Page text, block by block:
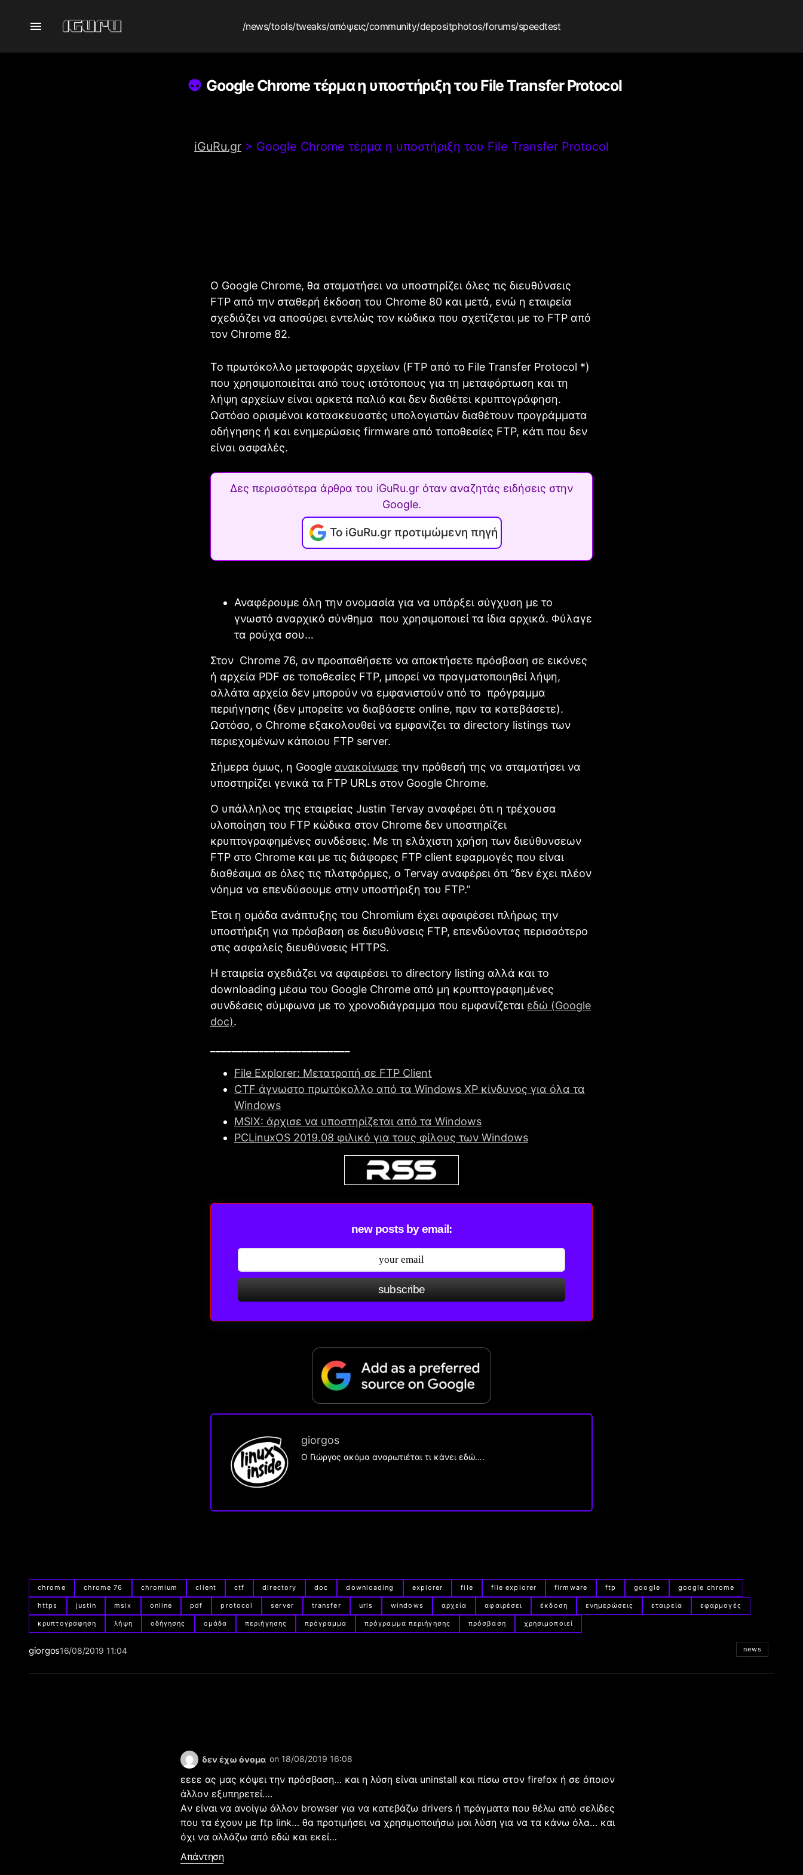
/news/tools/tweaks/απόψεις/community/depositphotos/forums/speedtest
Google Chrome τέρμα η υποστήριξη του File Transfer Protocol
iGuRu.gr > Google Chrome τέρμα η υποστήριξη του File Transfer Protocol
Ο Google Chrome, θα σταματήσει να υποστηρίζει όλες τις διευθύνσεις
FTP από την σταθερή έκδοση του Chrome 80 και μετά, ενώ η εταιρεία
σχεδιάζει να αποσύρει εντελώς τον κώδικα που σχετίζεται με το FTP από
τον Chrome 82.
Το πρωτόκολλο μεταφοράς αρχείων (FTP από το File Transfer Protocol *)
που χρησιμοποιείται από τους ιστότοπους για τη μεταφόρτωση και τη
λήψη αρχείων είναι αρκετά παλιό και δεν διαθέτει κρυπτογράφηση.
Ωστόσο ορισμένοι κατασκευαστές υπολογιστών διαθέτουν προγράμματα
οδήγησης ή και ενημερώσεις firmware από τοποθεσίες FTP, κάτι που δεν
είναι ασφαλές.
Δες περισσότερα άρθρα του iGuRu.gr όταν αναζητάς ειδήσεις στην
Google.
Το iGuRu.gr προτιμώμενη πηγή
Αναφέρουμε όλη την ονομασία για να υπάρξει σύγχυση με το
γνωστό αναρχικό σύνθημα που χρησιμοποιεί τα ίδια αρχικά. Φύλαγε
τα ρούχα σου…
Στον Chrome 76, αν προσπαθήσετε να αποκτήσετε πρόσβαση σε εικόνες
ή αρχεία PDF σε τοποθεσίες FTP, μπορεί να πραγματοποιηθεί λήψη,
αλλάτα αρχεία δεν μπορούν να εμφανιστούν από το πρόγραμμα
περιήγησης (δεν μπορείτε να διαβάσετε online, πριν τα κατεβάσετε).
Ωστόσο, ο Chrome εξακολουθεί να εμφανίζει τα directory listings των
περιεχομένων κάποιου FTP server.
Σήμερα όμως, η Google ανακοίνωσε την πρόθεσή της να σταματήσει να
υποστηρίζει γενικά τα FTP URLs στον Google Chrome.
Ο υπάλληλος της εταιρείας Justin Tervay αναφέρει ότι η τρέχουσα
υλοποίηση του FTP κώδικα στον Chrome δεν υποστηρίζει
κρυπτογραφημένες συνδέσεις. Με τη ελάχιστη χρήση των διεύθυνσεων
FTP στο Chrome και με τις διάφορες FTP client εφαρμογές που είναι
διαθέσιμα σε όλες τις πλατφόρμες, ο Tervay αναφέρει ότι “δεν έχει πλέον
νόημα να επενδύσουμε στην υποστήριξη του FTP.”
Έτσι η ομάδα ανάπτυξης του Chromium έχει αφαιρέσει πλήρως την
υποστήριξη για πρόσβαση σε διευθύνσεις FTP, επενδύοντας περισσότερο
στις ασφαλείς διευθύνσεις HTTPS.
Η εταιρεία σχεδιάζει να αφαιρέσει το directory listing αλλά και το
downloading μέσω του Google Chrome από μη κρυπτογραφημένες
συνδέσεις σύμφωνα με το χρονοδιάγραμμα που εμφανίζεται εδώ (Google
doc).
File Explorer: Μετατροπή σε FTP Client
CTF άγνωστο πρωτόκολλο από τα Windows XP κίνδυνος για όλα τα
Windows
MSIX: άρχισε να υποστηρίζεται από τα Windows
PCLinuxOS 2019.08 φιλικό για τους φίλους των Windows
new posts by email:
subscribe
giorgos
Ο Γιώργος ακόμα αναρωτιέται τι κάνει εδώ….
chrome chrome 76 chromium client ctf directory doc downloading explorer file file explorer firmware ftp google google chrome
https justin msix online pdf protocol server transfer urls windows αρχεία αφαιρέσει έκδοση ενημερώσεις εταιρεία εφαρμογές
κρυπτογράφηση λήψη οδήγησης ομάδα περιήγησης πρόγραμμα πρόγραμμα περιήγησης πρόσβαση χρησιμοποιεί
giorgos16/08/2019 11:04 news
δεν έχω όνομα on 18/08/2019 16:08
εεεε ας μας κόψει την πρόσβαση… και η λύση είναι uninstall και πίσω στον firefox ή σε όποιον
άλλον εξυπηρετεί….
Aν είναι να ανοίγω άλλον browser για να κατεβάζω drivers ή πράγματα που θέλω από σελίδες
που τα έχουν με ftp link… θα προτιμήσει να χρησιμοποιήσω μαι λύση για να τα κάνω όλα… και
όχι να αλλάζω από εδώ και εκεί…
Απάντηση